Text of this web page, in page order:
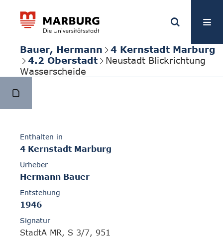
Bauer, Hermann
4 Kernstadt Marburg
4.2 Oberstadt
Neustadt Blickrichtung
Wasserscheide
Enthalten in
4 Kernstadt Marburg
Urheber
Hermann Bauer
Entstehung
1946
Signatur
StadtA MR, S 3/7, 951